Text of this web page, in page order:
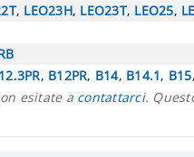
, LEO23H, LEO23T, LEO25,
, B12PR, B14, B14.1, B15,
esitate a contattarci.